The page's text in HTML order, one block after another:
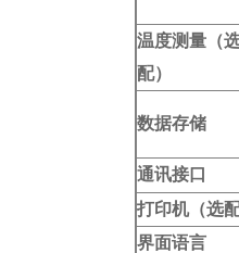
温度测量（
配）
数据存储
通讯接口
打印机（选
界面语言